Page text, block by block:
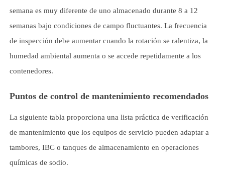
semana es muy diferente de uno almacenado durante 8 a 12
semanas bajo condiciones de campo fluctuantes. La frecuencia
de inspección debe aumentar cuando la rotación se ralentiza, la
humedad ambiental aumenta o se accede repetidamente a los
contenedores.
Puntos de control de mantenimiento recomendados
La siguiente tabla proporciona una lista práctica de verificación
de mantenimiento que los equipos de servicio pueden adaptar a
tambores, IBC o tanques de almacenamiento en operaciones
químicas de sodio.